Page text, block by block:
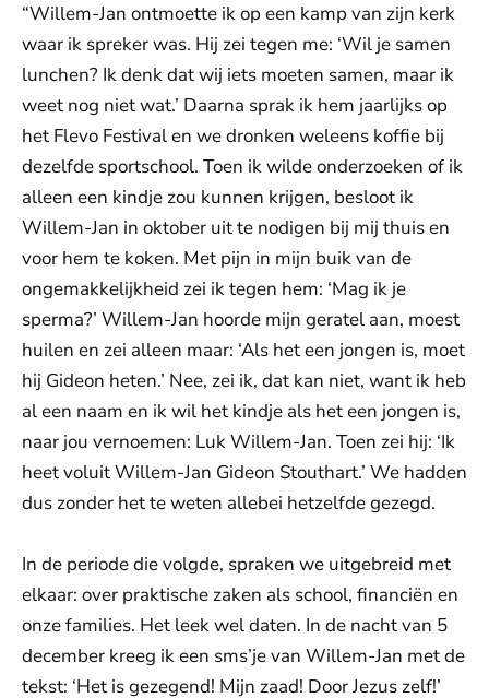
“Willem-Jan ontmoette ik op een kamp van zijn kerk
waar ik spreker was. Hij zei tegen me: ‘Wil je samen
lunchen? Ik denk dat wij iets moeten samen, maar ik
weet nog niet wat.’ Daarna sprak ik hem jaarlijks op
het Flevo Festival en we dronken weleens koffie bij
dezelfde sportschool. Toen ik wilde onderzoeken of ik
alleen een kindje zou kunnen krijgen, besloot ik
Willem-Jan in oktober uit te nodigen bij mij thuis en
voor hem te koken. Met pijn in mijn buik van de
ongemakkelijkheid zei ik tegen hem: ‘Mag ik je
sperma?’ Willem-Jan hoorde mijn geratel aan, moest
huilen en zei alleen maar: ‘Als het een jongen is, moet
hij Gideon heten.’ Nee, zei ik, dat kan niet, want ik heb
al een naam en ik wil het kindje als het een jongen is,
naar jou vernoemen: Luk Willem-Jan. Toen zei hij: ‘Ik
heet voluit Willem-Jan Gideon Stouthart.’ We hadden
dus zonder het te weten allebei hetzelfde gezegd.
In de periode die volgde, spraken we uitgebreid met
elkaar: over praktische zaken als school, financiën en
onze families. Het leek wel daten. In de nacht van 5
december kreeg ik een sms’je van Willem-Jan met de
tekst: ‘Het is gezegend! Mijn zaad! Door Jezus zelf!’